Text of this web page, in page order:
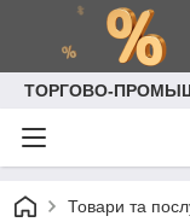
ТОРГОВО-
Товари та